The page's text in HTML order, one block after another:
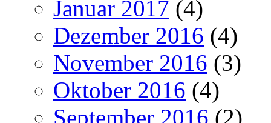
Januar 2017 (4)
Dezember 2016 (4)
November 2016 (3)
Oktober 2016 (4)
September 2016 (2)